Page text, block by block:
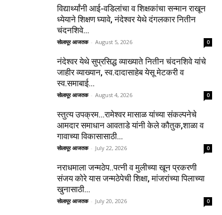
विद्यार्थ्यांनी आई-वडिलांचा व शिक्षकांचा सन्मान राखून
ध्येयाने शिक्षण घ्यावे, नंदेश्वर येथे दंगलकार नितीन
चंदनशिवे...
सोलापूर आजतक - August 5, 2026 0
नंदेश्वर येथे सुप्रसिद्ध व्याख्याते नितीन चंदनशिवे यांचे
जाहीर व्याख्यान, स्व.दादासाहेब येसू मेटकरी व
स्व.समाबाई...
सोलापूर आजतक - August 4, 2026 0
स्तुत्य उपक्रम…रामेश्वर मासाळ यांच्या संकल्पनेचे
आमदार समाधान आवताडे यांनी केले कौतुक,शाळा व
गावाच्या विकासासाठी...
सोलापूर आजतक - July 22, 2026 0
नराधमाला जन्मठेप..पत्नी व मुलीच्या खून प्रकरणी
संजय कोरे यास जन्मठेपेची शिक्षा, मांजरांच्या पिलाच्या
खुनासाठी...
सोलापूर आजतक - July 20, 2026 0